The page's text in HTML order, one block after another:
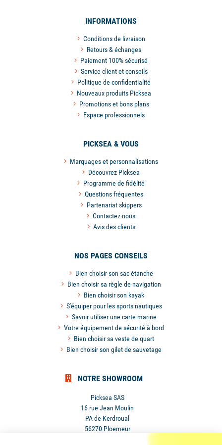
INFORMATIONS
Conditions de livraison
Retours & échanges
Paiement 100% sécurisé
Service client et conseils
Politique de confidentialité
Nouveaux produits Picksea
Promotions et bons plans
Espace professionnels
PICKSEA & VOUS
Marquages et personnalisations
Découvrez Picksea
Programme de fidélité
Questions fréquentes
Partenariat skippers
Contactez-nous
Avis des clients
NOS PAGES CONSEILS
Bien choisir son sac étanche
Bien choisir sa règle de navigation
Bien choisir son kayak
S'équiper pour les sports nautiques
Savoir utiliser une carte marine
Votre équipement de sécurité à bord
Bien choisir sa veste de quart
Bien choisir son gilet de sauvetage
NOTRE SHOWROOM
Picksea SAS
16 rue Jean Moulin
PA de Kerdroual
56270 Ploemeur